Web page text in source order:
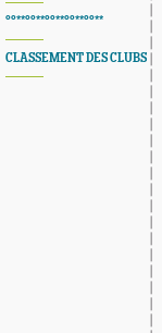
°°**°°**°°**°°**°°**
CLASSEMENT DES CLUBS